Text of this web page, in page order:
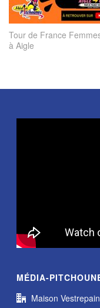
Tour de France
à Aigle
MÉDIA-
Maison Vestrepain